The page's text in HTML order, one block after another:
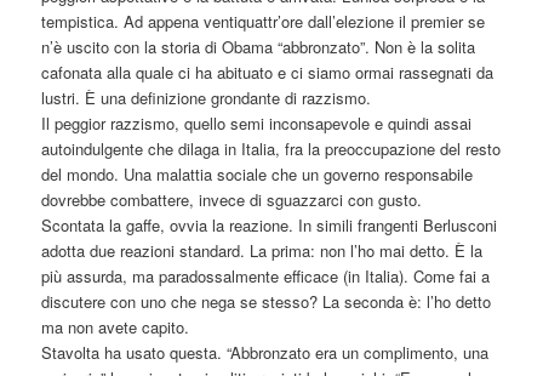
tempistica. Ad appena ventiquattr’ore dall’elezione il premier se
n’è uscito con la storia di Obama “abbronzato”. Non è la solita
cafonata alla quale ci ha abituato e ci siamo ormai rassegnati da
lustri. È una definizione grondante di razzismo.
Il peggior razzismo, quello semi inconsapevole e quindi assai
autoindulgente che dilaga in Italia, fra la preoccupazione del resto
del mondo. Una malattia sociale che un governo responsabile
dovrebbe combattere, invece di sguazzarci con gusto.
Scontata la gaffe, ovvia la reazione. In simili frangenti Berlusconi
adotta due reazioni standard. La prima: non l’ho mai detto. È la
più assurda, ma paradossalmente efficace (in Italia). Come fai a
discutere con uno che nega se stesso? La seconda è: l’ho detto
ma non avete capito.
Stavolta ha usato questa. “Abbronzato era un complimento, una